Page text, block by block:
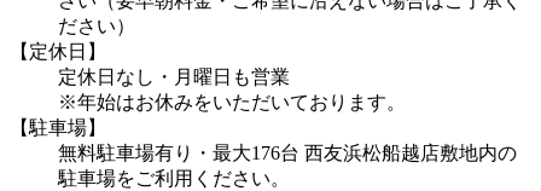
ださい）
【定休日】
定休日なし・月曜日も営業
※年始はお休みをいただいております。
【駐車場】
無料駐車場有り・最大176台 西友浜松船越店敷地内の
駐車場をご利用ください。